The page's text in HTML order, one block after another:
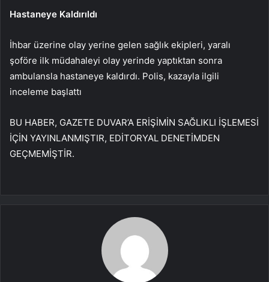
Hastaneye Kaldırıldı
İhbar üzerine olay yerine gelen sağlık ekipleri, yaralı
şoföre ilk müdahaleyi olay yerinde yaptıktan sonra
ambulansla hastaneye kaldırdı. Polis, kazayla ilgili
inceleme başlattı
BU HABER, GAZETE DUVAR’A ERİŞİMİN SAĞLIKLI İŞLEMESİ
İÇİN YAYINLANMIŞTIR, EDİTORYAL DENETİMDEN
GEÇMEMİŞTİR.